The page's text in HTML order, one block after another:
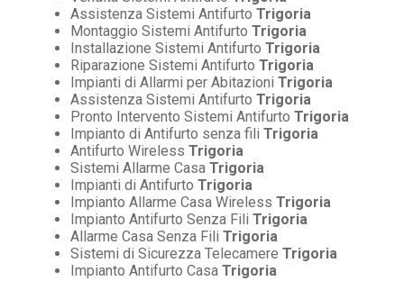
Assistenza Sistemi Antifurto Trigoria
Montaggio Sistemi Antifurto Trigoria
Installazione Sistemi Antifurto Trigoria
Riparazione Sistemi Antifurto Trigoria
Impianti di Allarmi per Abitazioni Trigoria
Assistenza Sistemi Antifurto Trigoria
Pronto Intervento Sistemi Antifurto Trigoria
Impianto di Antifurto senza fili Trigoria
Antifurto Wireless Trigoria
Sistemi Allarme Casa Trigoria
Impianti di Antifurto Trigoria
Impianto Allarme Casa Wireless Trigoria
Impianto Antifurto Senza Fili Trigoria
Allarme Casa Senza Fili Trigoria
Sistemi di Sicurezza Telecamere Trigoria
Impianto Antifurto Casa Trigoria